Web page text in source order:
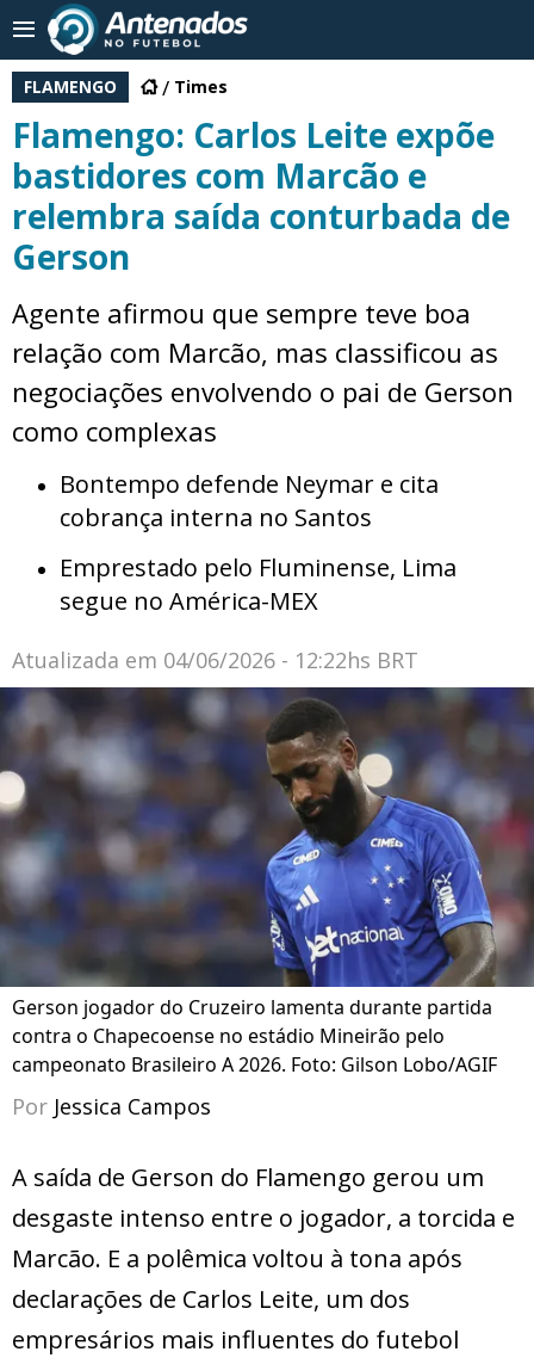
FLAMENGO Times
Flamengo: Carlos Leite expõe
bastidores com Marcão e
relembra saída conturbada de
Gerson
Agente afirmou que sempre teve boa
relação com Marcão, mas classificou as
negociações envolvendo o pai de Gerson
como complexas
Bontempo defende Neymar e cita
cobrança interna no Santos
Emprestado pelo Fluminense, Lima
segue no América-MEX
Atualizada em 04/06/2026 - 12:22hs BRT
Gerson jogador do Cruzeiro lamenta durante partida
contra o Chapecoense no estádio Mineirão pelo
campeonato Brasileiro A 2026. Foto: Gilson Lobo/AGIF
Por Jessica Campos
A saída de Gerson do Flamengo gerou um
desgaste intenso entre o jogador, a torcida e
Marcão. E a polêmica voltou à tona após
declarações de Carlos Leite, um dos
empresários mais influentes do futebol